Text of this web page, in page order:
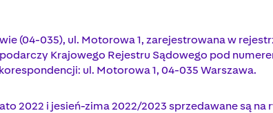
(04-035), ul. Motorowa 1, zarejestrowana w
Krajowego Rejestru Sądowego pod
ul. Motorowa 1, 04-035 Warszawa.
2022 i jesień-zima 2022/2023 sprzedawane są na